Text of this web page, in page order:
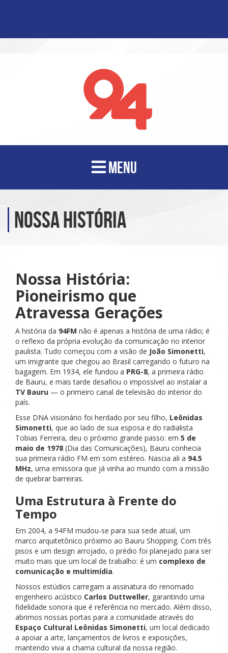
MENU
NOSSA HISTÓRIA
Nossa História:
Pioneirismo que
Atravessa Gerações
A história da 94FM não é apenas a história de uma rádio; é
o reflexo da própria evolução da comunicação no interior
paulista. Tudo começou com a visão de João Simonetti,
um imigrante que chegou ao Brasil carregando o futuro na
bagagem. Em 1934, ele fundou a PRG-8, a primeira rádio
de Bauru, e mais tarde desafiou o impossível ao instalar a
TV Bauru — o primeiro canal de televisão do interior do
país.
Esse DNA visionário foi herdado por seu filho, Leônidas
Simonetti, que ao lado de sua esposa e do radialista
Tobias Ferreira, deu o próximo grande passo: em 5 de
maio de 1978 (Dia das Comunicações), Bauru conhecia
sua primeira rádio FM em som estéreo. Nascia ali a 94.5
MHz, uma emissora que já vinha ao mundo com a missão
de quebrar barreiras.
Uma Estrutura à Frente do
Tempo
Em 2004, a 94FM mudou-se para sua sede atual, um
marco arquitetônico próximo ao Bauru Shopping. Com três
pisos e um design arrojado, o prédio foi planejado para ser
muito mais que um local de trabalho: é um complexo de
comunicação e multimídia.
Nossos estúdios carregam a assinatura do renomado
engenheiro acústico Carlos Duttweller, garantindo uma
fidelidade sonora que é referência no mercado. Além disso,
abrimos nossas portas para a comunidade através do
Espaço Cultural Leônidas Simonetti, um local dedicado
a apoiar a arte, lançamentos de livros e exposições,
mantendo viva a chama cultural da nossa região.